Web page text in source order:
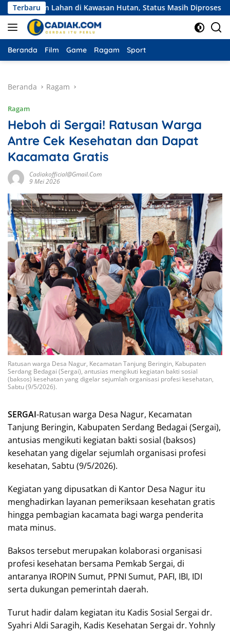
Langsung
ke
konten
Terbarudi Kawasan Hutan, Status Masih Diproses
Beranda Film Game Ragam Sport
Beranda Ragam
Ragam
Heboh di Sergai! Ratusan Warga
Antre Cek Kesehatan dan Dapat
Kacamata Gratis
Cadiakofficial@gmail.com
9 Mei 2026
Ratusan warga Desa Nagur, Kecamatan Tanjung Beringin, Kabupaten
Serdang Bedagai (Sergai), antusias mengikuti kegiatan bakti sosial
(baksos) kesehatan yang digelar sejumlah organisasi profesi kesehatan,
Sabtu (9/5/2026).
SERGAI-Ratusan warga Desa Nagur, Kecamatan
Tanjung Beringin, Kabupaten Serdang Bedagai (Sergai),
antusias mengikuti kegiatan bakti sosial (baksos)
kesehatan yang digelar sejumlah organisasi profesi
kesehatan, Sabtu (9/5/2026).
Kegiatan yang dipusatkan di Kantor Desa Nagur itu
menghadirkan layanan pemeriksaan kesehatan gratis
hingga pembagian kacamata bagi warga penderita
mata minus.
Baksos tersebut merupakan kolaborasi organisasi
profesi kesehatan bersama Pemkab Sergai, di
antaranya IROPIN Sumut, PPNI Sumut, PAFI, IBI, IDI
serta dukungan pemerintah daerah.
Turut hadir dalam kegiatan itu Kadis Sosial Sergai dr.
Syahri Aldi Saragih, Kadis Kesehatan Sergai dr. Yohnly